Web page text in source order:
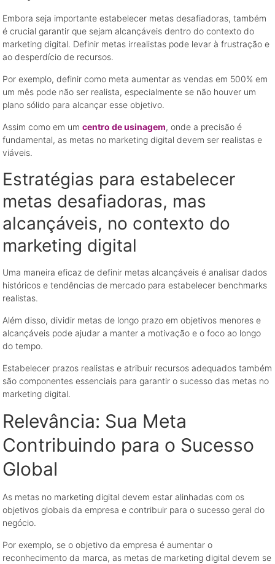
Embora seja importante estabelecer metas desafiadoras, também
é crucial garantir que sejam alcançáveis dentro do contexto do
marketing digital. Definir metas irrealistas pode levar à frustração e
ao desperdício de recursos.
Por exemplo, definir como meta aumentar as vendas em 500% em
um mês pode não ser realista, especialmente se não houver um
plano sólido para alcançar esse objetivo.
Assim como em umcentro de usinagem, onde a precisão é
fundamental, as metas no marketing digital devem ser realistas e
viáveis.
Estratégias para estabelecer
metas desafiadoras, mas
alcançáveis, no contexto do
marketing digital
Uma maneira eficaz de definir metas alcançáveis é analisar dados
históricos e tendências de mercado para estabelecer benchmarks
realistas.
Além disso, dividir metas de longo prazo em objetivos menores e
alcançáveis pode ajudar a manter a motivação e o foco ao longo
do tempo.
Estabelecer prazos realistas e atribuir recursos adequados também
são componentes essenciais para garantir o sucesso das metas no
marketing digital.
Relevância: Sua Meta
Contribuindo para o Sucesso
Global
As metas no marketing digital devem estar alinhadas com os
objetivos globais da empresa e contribuir para o sucesso geral do
negócio.
Por exemplo, se o objetivo da empresa é aumentar o
reconhecimento da marca, as metas de marketing digital devem se